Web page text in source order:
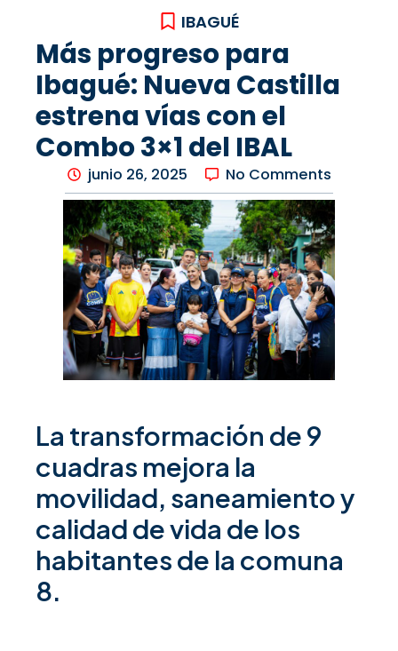
IBAGUÉ
Más progreso para
Ibagué: Nueva Castilla
estrena vías con el
Combo 3×1 del IBAL
junio 26, 2025 No Comments
La transformación de 9
cuadras mejora la
movilidad, saneamiento y
calidad de vida de los
habitantes de la comuna
8.